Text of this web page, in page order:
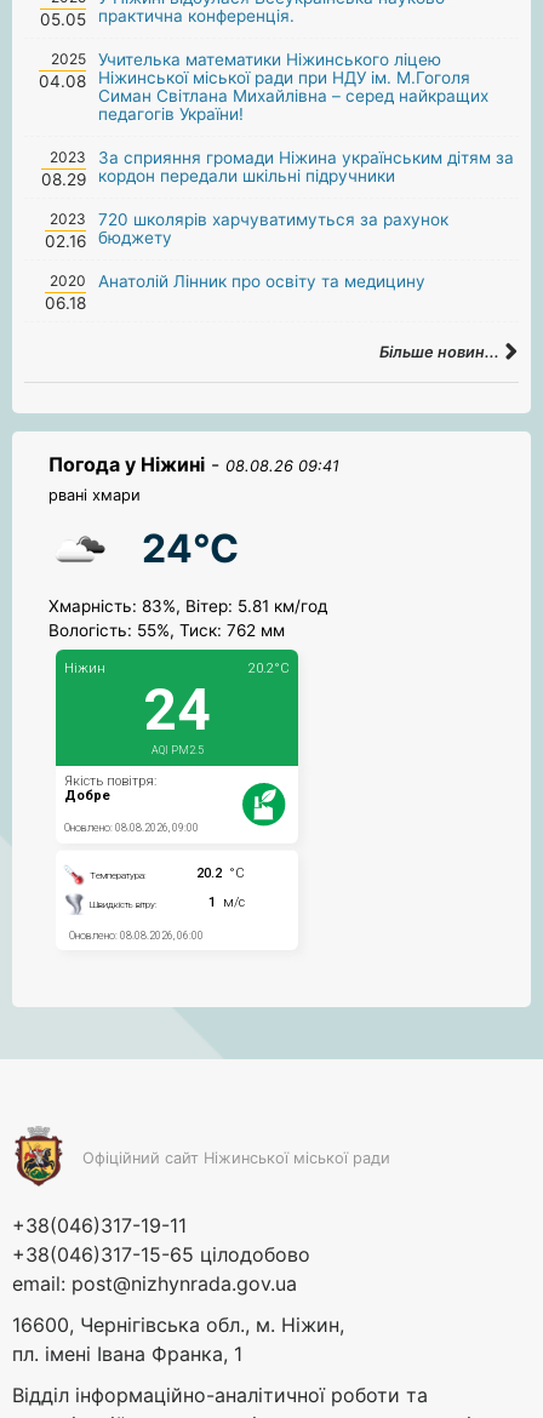
05.05
практична конференція.
2025
04.08
Учителька математики Ніжинського ліцею
Ніжинської міської ради при НДУ ім. М.Гоголя
Симан Світлана Михайлівна – серед найкращих
педагогів України!
2023
08.29
За сприяння громади Ніжина українським дітям за
кордон передали шкільні підручники
2023
02.16
720 школярів харчуватимуться за рахунок
бюджету
2020
06.18
Анатолій Лінник про освіту та медицину
Більше новин...
Погода у Ніжині - 08.08.26 09:41
рвані хмари
24°C
Хмарність: 83%, Вітер: 5.81 км/год
Вологість: 55%, Тиск: 762 мм
Офіційний сайт Ніжинської міської ради
+38(046)317-19-11
+38(046)317-15-65 цілодобово
email: post@nizhynrada.gov.ua
16600, Чернігівська обл., м. Ніжин,
пл. імені Івана Франка, 1
Відділ інформаційно-аналітичної роботи та